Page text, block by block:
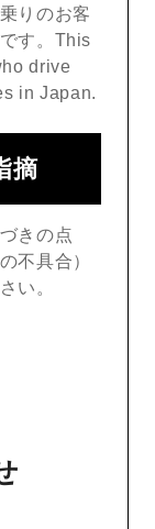
りのお客
す。This
drive
in Japan.
摘
きの点
不具合）
い。